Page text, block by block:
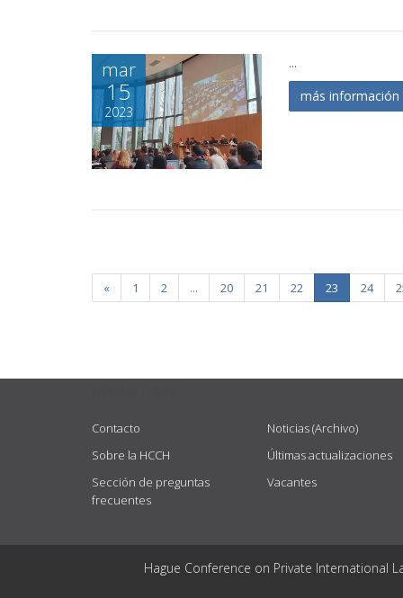
mar
15
2023
...
más información
« 1 2 ... 20 21 22 23 24
Contacto
Sobre la HCCH
Sección de preguntas
frecuentes
Noticias (Archivo)
Últimas actualizaciones
Vacantes
Hague Conference on Private International